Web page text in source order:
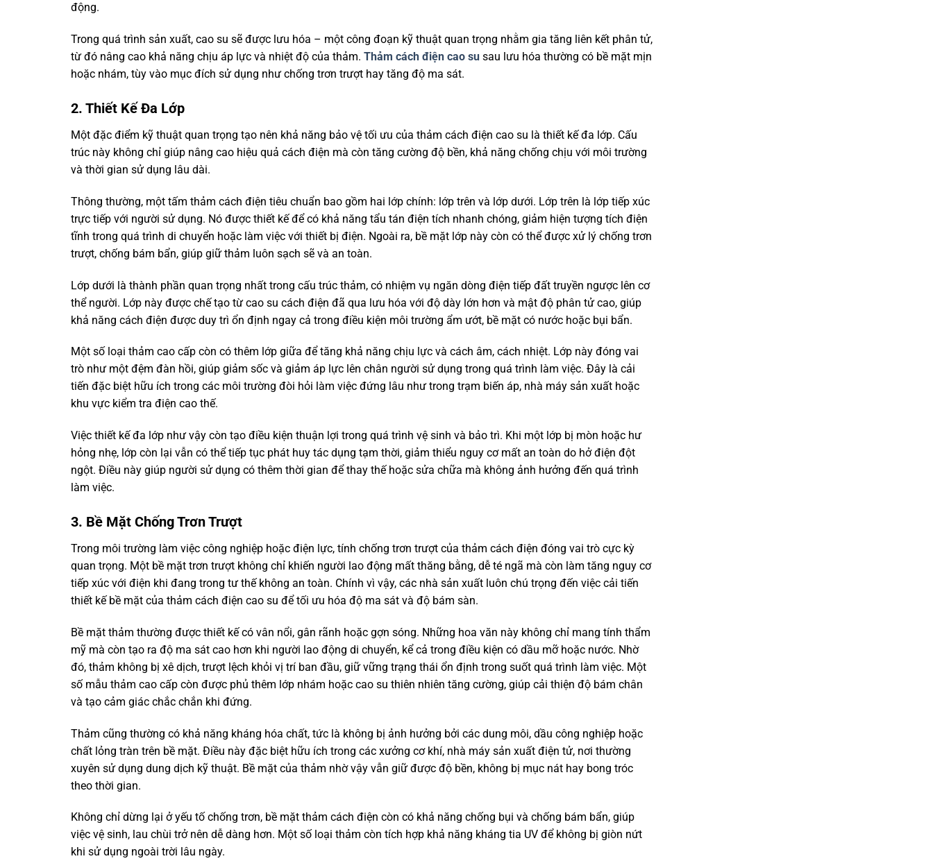
động.
Trong quá trình sản xuất, cao su sẽ được lưu hóa – một công đoạn kỹ thuật quan trọng nhằm gia tăng liên kết phân tử,
từ đó nâng cao khả năng chịu áp lực và nhiệt độ của thảm. Thảm cách điện cao su sau lưu hóa thường có bề mặt mịn
hoặc nhám, tùy vào mục đích sử dụng như chống trơn trượt hay tăng độ ma sát.
2. Thiết Kế Đa Lớp
Một đặc điểm kỹ thuật quan trọng tạo nên khả năng bảo vệ tối ưu của thảm cách điện cao su là thiết kế đa lớp. Cấu
trúc này không chỉ giúp nâng cao hiệu quả cách điện mà còn tăng cường độ bền, khả năng chống chịu với môi trường
và thời gian sử dụng lâu dài.
Thông thường, một tấm thảm cách điện tiêu chuẩn bao gồm hai lớp chính: lớp trên và lớp dưới. Lớp trên là lớp tiếp xúc
trực tiếp với người sử dụng. Nó được thiết kế để có khả năng tẩu tán điện tích nhanh chóng, giảm hiện tượng tích điện
tĩnh trong quá trình di chuyển hoặc làm việc với thiết bị điện. Ngoài ra, bề mặt lớp này còn có thể được xử lý chống trơn
trượt, chống bám bẩn, giúp giữ thảm luôn sạch sẽ và an toàn.
Lớp dưới là thành phần quan trọng nhất trong cấu trúc thảm, có nhiệm vụ ngăn dòng điện tiếp đất truyền ngược lên cơ
thể người. Lớp này được chế tạo từ cao su cách điện đã qua lưu hóa với độ dày lớn hơn và mật độ phân tử cao, giúp
khả năng cách điện được duy trì ổn định ngay cả trong điều kiện môi trường ẩm ướt, bề mặt có nước hoặc bụi bẩn.
Một số loại thảm cao cấp còn có thêm lớp giữa để tăng khả năng chịu lực và cách âm, cách nhiệt. Lớp này đóng vai
trò như một đệm đàn hồi, giúp giảm sốc và giảm áp lực lên chân người sử dụng trong quá trình làm việc. Đây là cải
tiến đặc biệt hữu ích trong các môi trường đòi hỏi làm việc đứng lâu như trong trạm biến áp, nhà máy sản xuất hoặc
khu vực kiểm tra điện cao thế.
Việc thiết kế đa lớp như vậy còn tạo điều kiện thuận lợi trong quá trình vệ sinh và bảo trì. Khi một lớp bị mòn hoặc hư
hỏng nhẹ, lớp còn lại vẫn có thể tiếp tục phát huy tác dụng tạm thời, giảm thiểu nguy cơ mất an toàn do hở điện đột
ngột. Điều này giúp người sử dụng có thêm thời gian để thay thế hoặc sửa chữa mà không ảnh hưởng đến quá trình
làm việc.
3. Bề Mặt Chống Trơn Trượt
Trong môi trường làm việc công nghiệp hoặc điện lực, tính chống trơn trượt của thảm cách điện đóng vai trò cực kỳ
quan trọng. Một bề mặt trơn trượt không chỉ khiến người lao động mất thăng bằng, dễ té ngã mà còn làm tăng nguy cơ
tiếp xúc với điện khi đang trong tư thế không an toàn. Chính vì vậy, các nhà sản xuất luôn chú trọng đến việc cải tiến
thiết kế bề mặt của thảm cách điện cao su để tối ưu hóa độ ma sát và độ bám sàn.
Bề mặt thảm thường được thiết kế có vân nổi, gân rãnh hoặc gợn sóng. Những hoa văn này không chỉ mang tính thẩm
mỹ mà còn tạo ra độ ma sát cao hơn khi người lao động di chuyển, kể cả trong điều kiện có dầu mỡ hoặc nước. Nhờ
đó, thảm không bị xê dịch, trượt lệch khỏi vị trí ban đầu, giữ vững trạng thái ổn định trong suốt quá trình làm việc. Một
số mẫu thảm cao cấp còn được phủ thêm lớp nhám hoặc cao su thiên nhiên tăng cường, giúp cải thiện độ bám chân
và tạo cảm giác chắc chắn khi đứng.
Thảm cũng thường có khả năng kháng hóa chất, tức là không bị ảnh hưởng bởi các dung môi, dầu công nghiệp hoặc
chất lỏng tràn trên bề mặt. Điều này đặc biệt hữu ích trong các xưởng cơ khí, nhà máy sản xuất điện tử, nơi thường
xuyên sử dụng dung dịch kỹ thuật. Bề mặt của thảm nhờ vậy vẫn giữ được độ bền, không bị mục nát hay bong tróc
theo thời gian.
Không chỉ dừng lại ở yếu tố chống trơn, bề mặt thảm cách điện còn có khả năng chống bụi và chống bám bẩn, giúp
việc vệ sinh, lau chùi trở nên dễ dàng hơn. Một số loại thảm còn tích hợp khả năng kháng tia UV để không bị giòn nứt
khi sử dụng ngoài trời lâu ngày.